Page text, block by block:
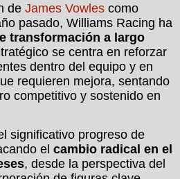
de James Vowles como
pasado, Williams Racing ha
transformación a largo
se centra en reforzar
dentro del equipo y en
requieren mejora, sentando
competitivo y sostenido en
significativo progreso de
el cambio radical en el
, desde la perspectiva del